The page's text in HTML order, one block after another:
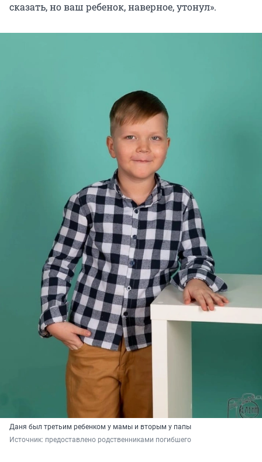
сказать, но ваш ребенок, наверное, утонул».
Даня был третьим ребенком у мамы и вторым у папы
Источник: предоставлено родственниками погибшего